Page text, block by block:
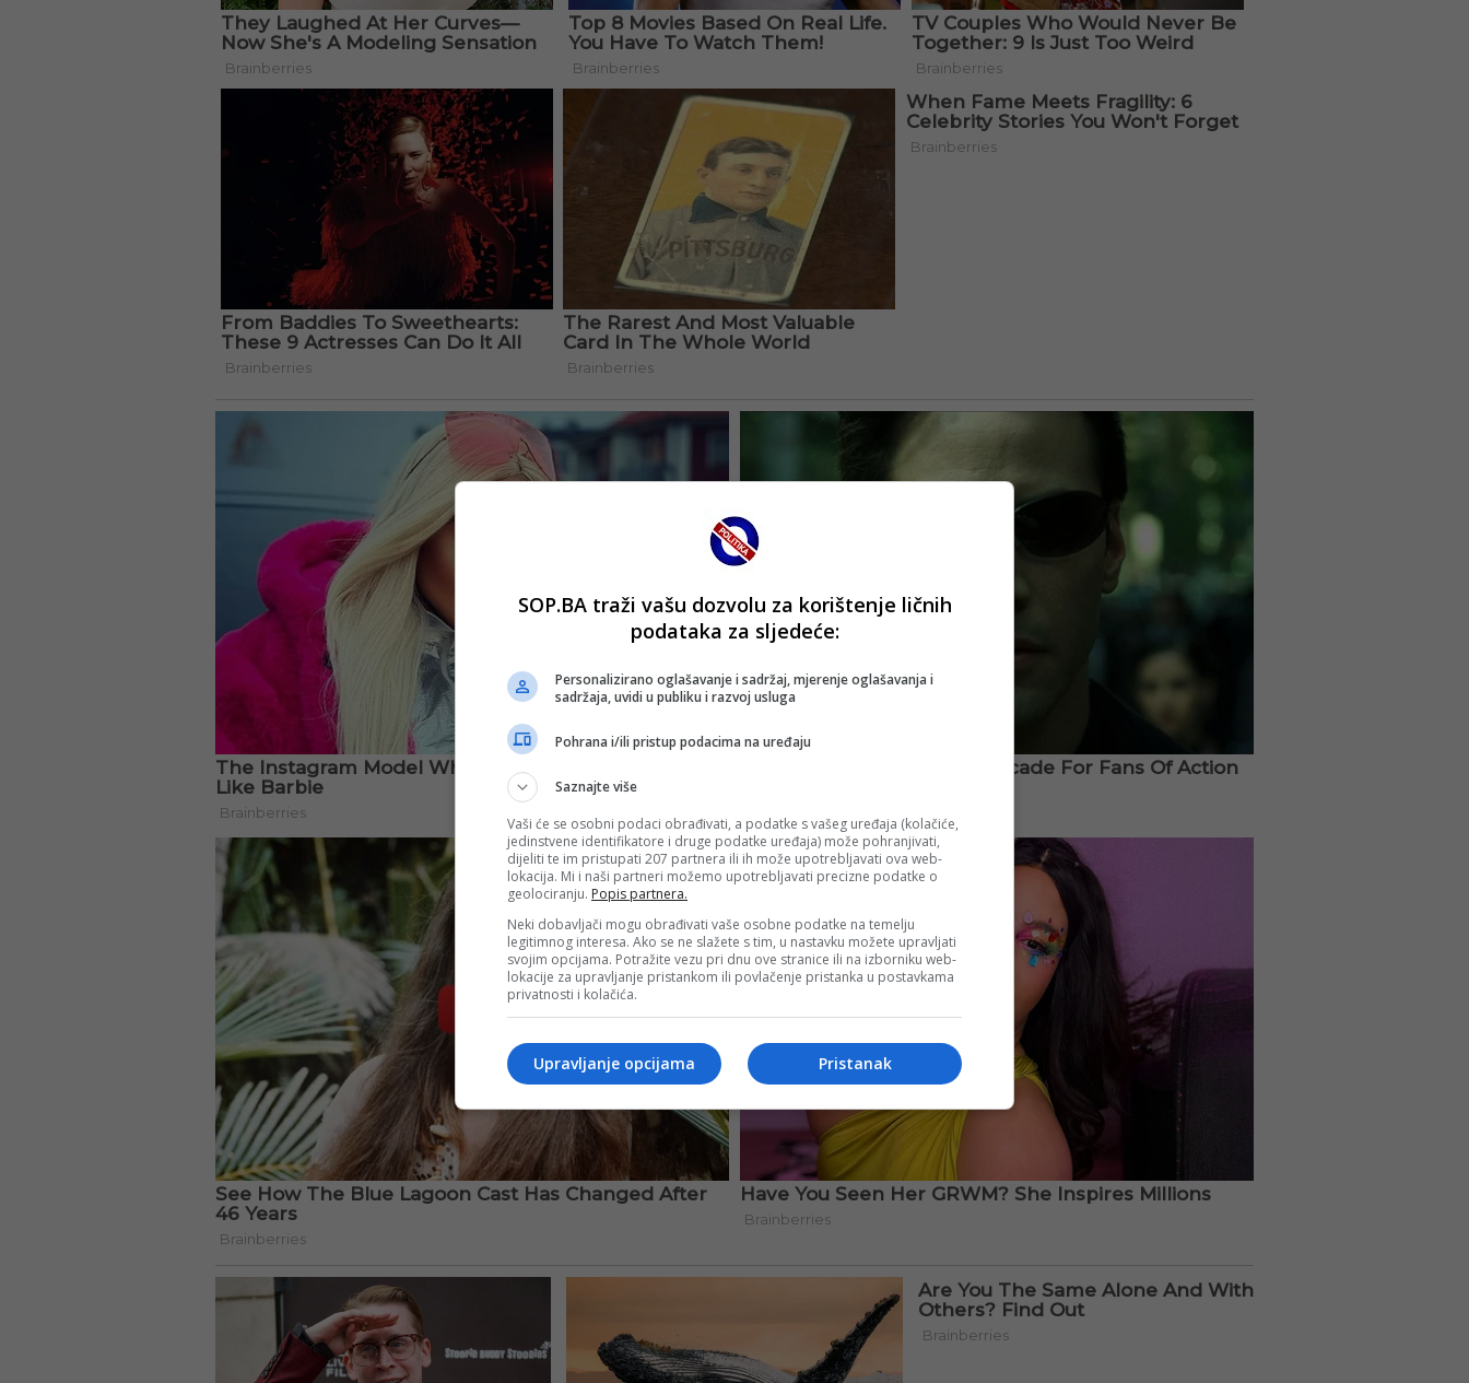
SOP.BA traži vašu dozvolu za korištenje ličnih
podataka za sljedeće:
Personalizirano oglašavanje i sadržaj, mjerenje oglašavanja i
sadržaja, uvidi u publiku i razvoj usluga
Pohrana i/ili pristup podacima na uređaju
Saznajte više
Vaši će se osobni podaci obrađivati, a podatke s vašeg uređaja (kolačiće,
jedinstvene identifikatore i druge podatke uređaja) može pohranjivati,
dijeliti te im pristupati 207 partnera ili ih može upotrebljavati ova web-
lokacija. Mi i naši partneri možemo upotrebljavati precizne podatke o
geolociranju. Popis partnera.
Neki dobavljači mogu obrađivati vaše osobne podatke na temelju
legitimnog interesa. Ako se ne slažete s tim, u nastavku možete upravljati
svojim opcijama. Potražite vezu pri dnu ove stranice ili na izborniku web-
lokacije za upravljanje pristankom ili povlačenje pristanka u postavkama
privatnosti i kolačića.
Pristanak
Upravljanje opcijama